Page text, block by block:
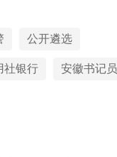
公开遴选
社银行 安徽书记员